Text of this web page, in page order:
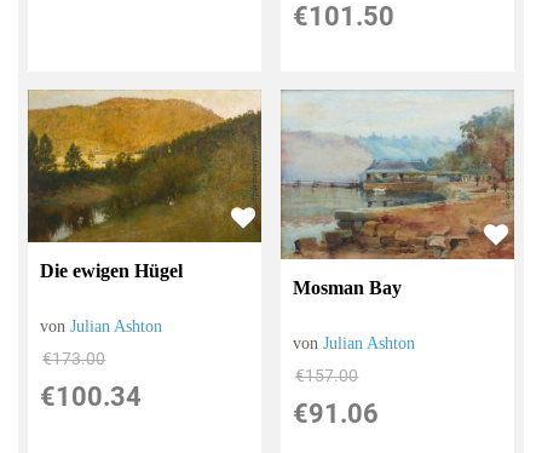
€101.50
Die ewigen Hügel
vonJulian Ashton
€173.00
€100.34
Mosman Bay
vonJulian Ashton
€157.00
€91.06